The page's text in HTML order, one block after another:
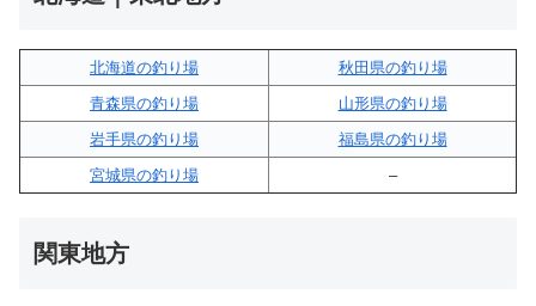
北海道の釣り場
秋田県の釣り場
青森県の釣り場
山形県の釣り場
岩手県の釣り場
福島県の釣り場
宮城県の釣り場
–
関東地方